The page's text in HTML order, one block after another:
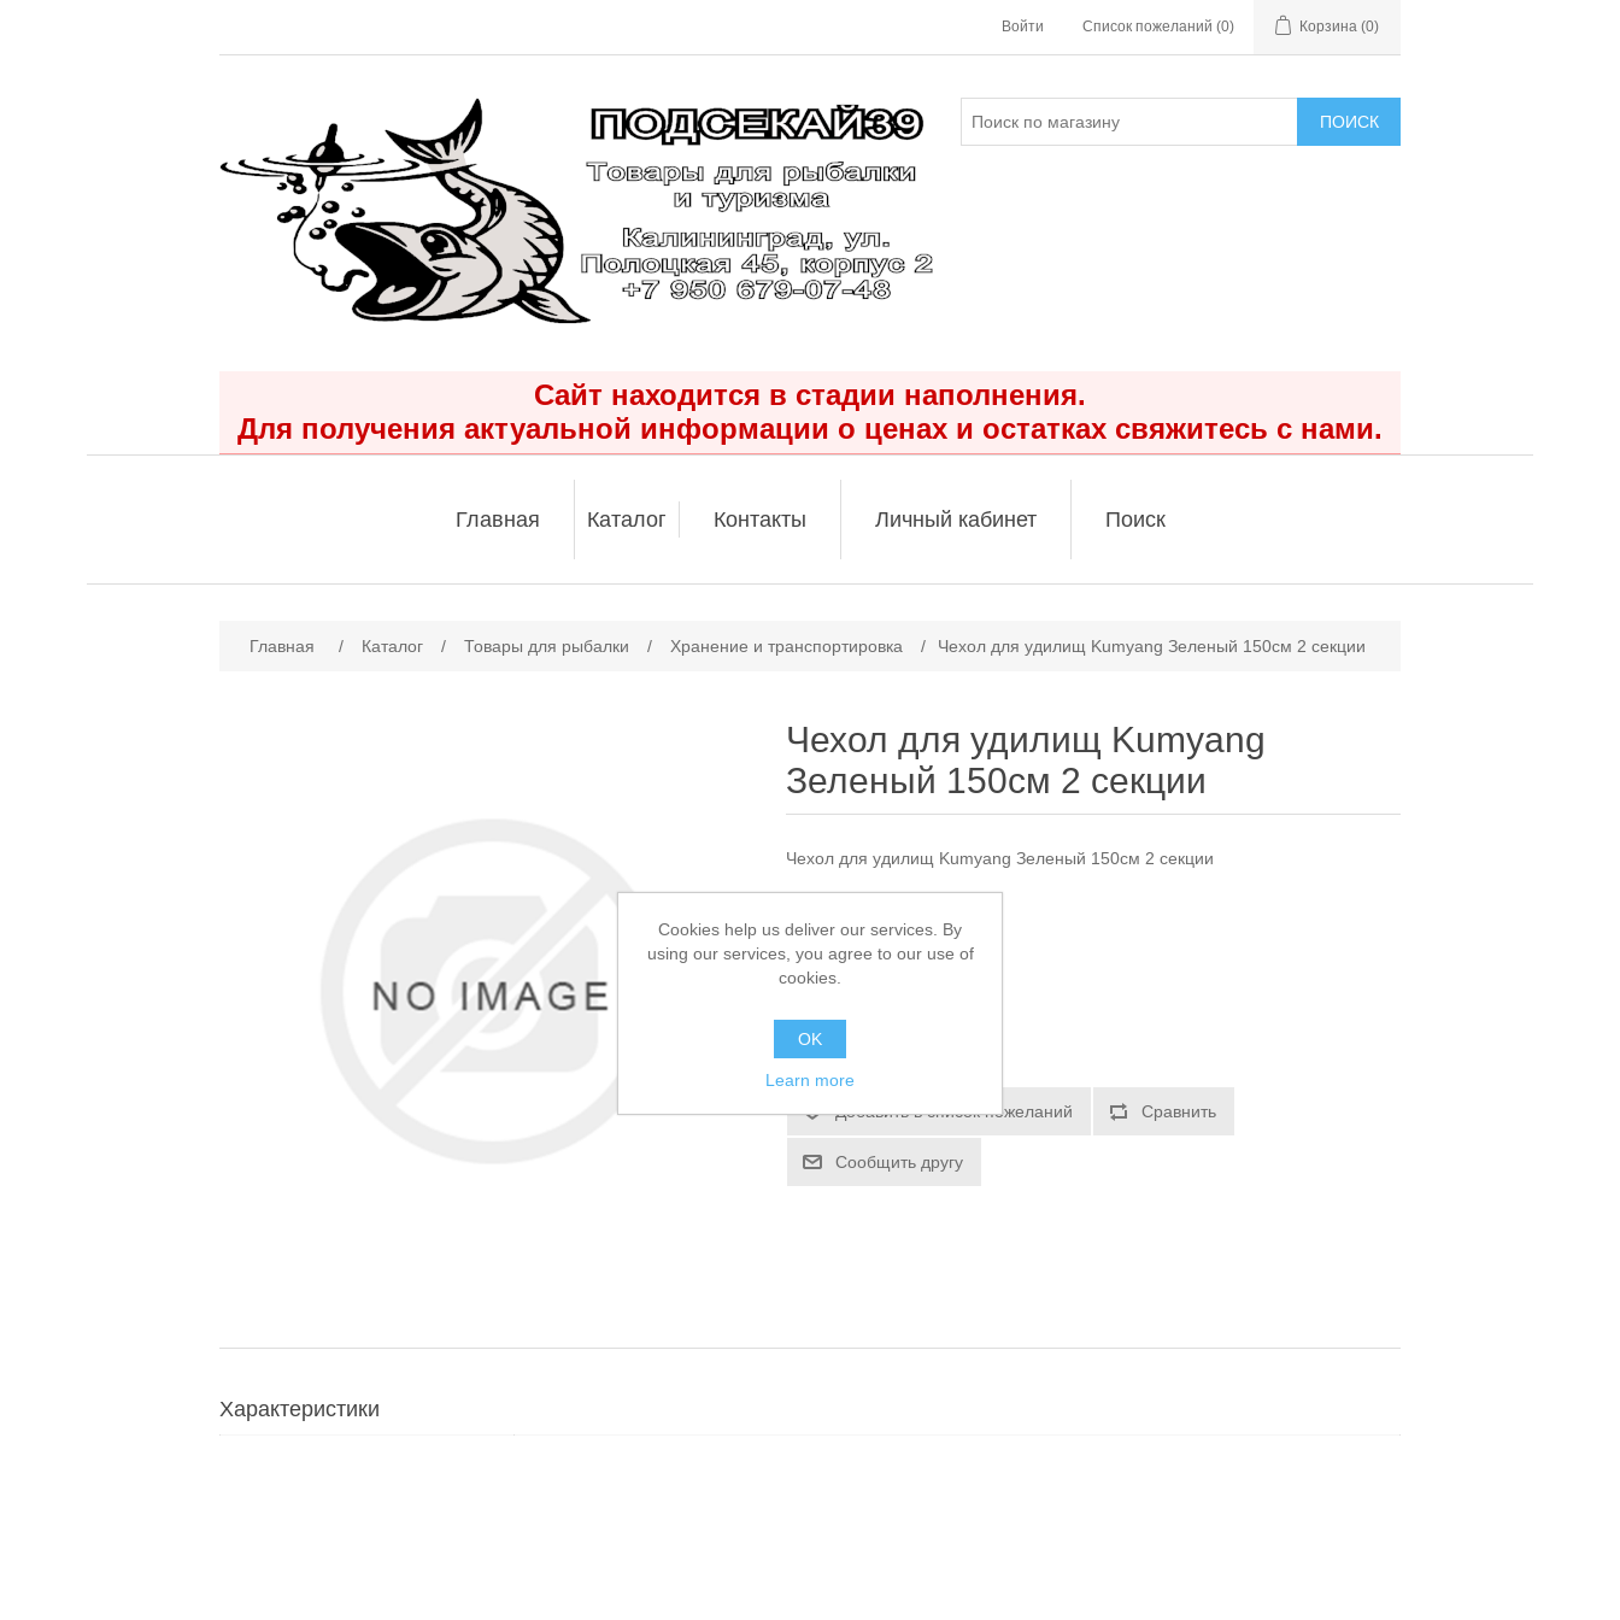
Войти Список пожеланий (0) Корзина (0)
ПОИСК
Сайт находится в стадии наполнения.
Для получения актуальной информации о ценах и остатках свяжитесь с нами.
Главная Каталог Контакты Личный кабинет Поиск
Главная / Каталог / Товары для рыбалки / Хранение и транспортировка / Чехол для удилищ Kumyang Зеленый 150см 2 секции
Чехол для удилищ Kumyang
Зеленый 150см 2 секции
Чехол для удилищ Kumyang Зеленый 150см 2 секции
1 750,00 ₽
Добавить в список пожеланий Сравнить
Сообщить другу
Характеристики
Cookies help us deliver our services. By
using our services, you agree to our use of
cookies.
OK
Learn more